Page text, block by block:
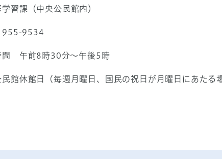
学習課（中央公民館内）
955-9534
間 午前8時30分～午後5時
民館休館日（毎週月曜日、国民の祝日が月曜日にあた